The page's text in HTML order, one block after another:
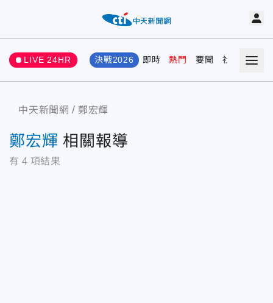
LIVE 24HR 決戰2026 即時 熱門 要聞 社會 娛樂
中天新聞網 鄭宏輝
鄭宏輝 相關報導
有 4 項結果